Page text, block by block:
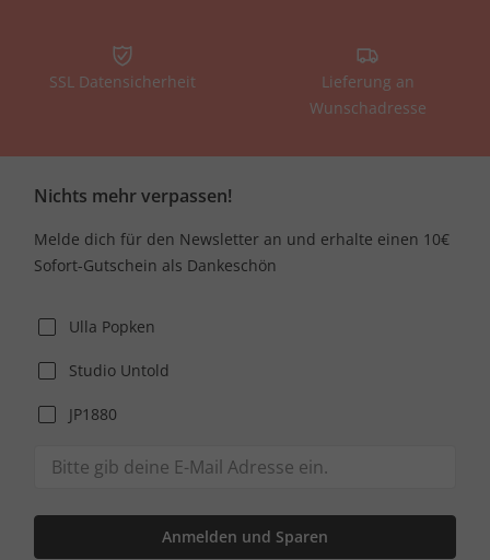
SSL Datensicherheit
Lieferung an
Wunschadresse
Nichts mehr verpassen!
Melde dich für den Newsletter an und erhalte einen 10€
Sofort-Gutschein als Dankeschön
Ulla Popken
Studio Untold
JP1880
Anmelden und Sparen